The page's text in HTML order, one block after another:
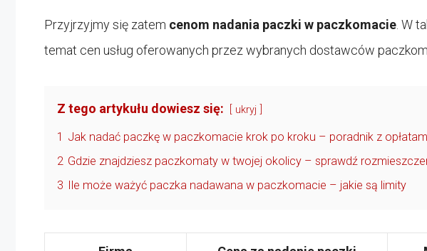
Przyjrzyjmy się zatem cenom nadania paczki w paczkomacie . W
temat cen usług oferowanych przez wybranych dostawców
Z tego artykułu dowiesz się: ukryj
1 Jak nadać paczkę w paczkomacie krok po kroku – poradnik z
2 Gdzie znajdziesz paczkomaty w twojej okolicy – sprawdź
3 Ile może ważyć paczka nadawana w paczkomacie – jakie są limity